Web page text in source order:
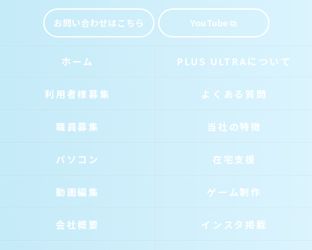
お問い合わせはこちら YouTube
ホーム PLUS ULTRAについて
利用者様募集 よくある質問
職員募集 当社の特徴
パソコン 在宅支援
動画編集 ゲーム制作
会社概要 インスタ掲載